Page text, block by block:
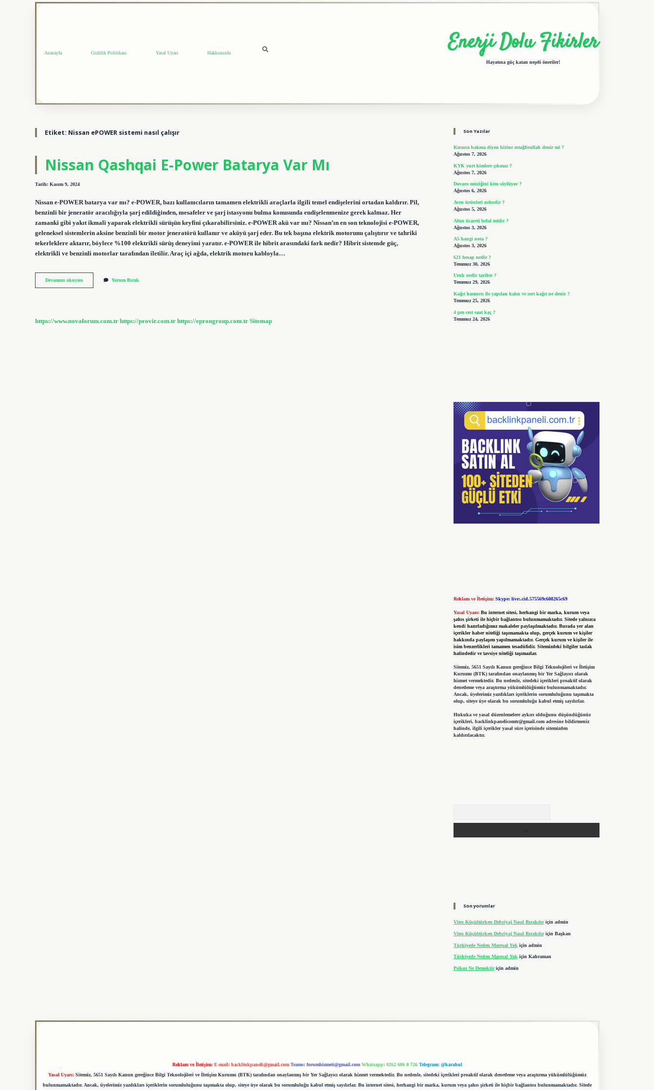
Anasayfa Gizlilik Politikası Yasal Uyarı Hakkımızda Enerji Dolu Fikirler
Hayatına güç katan neşeli öneriler!
Etiket: Nissan ePOWER sistemi nasıl çalışır
Nissan Qashqai E-Power Batarya Var Mı
Tarih: Kasım 9, 2024
Nissan e-POWER batarya var mı? e-POWER, bazı kullanıcıların tamamen elektrikli araçlarla ilgili temel endişelerini ortadan kaldırır. Pil,
benzinli bir jeneratör aracılığıyla şarj edildiğinden, mesafeler ve şarj istasyonu bulma konusunda endişelenmenize gerek kalmaz. Her
zamanki gibi yakıt ikmali yaparak elektrikli sürüşün keyfini çıkarabilirsiniz. e-POWER akü var mı? Nissan’ın en son teknolojisi e-POWER,
geleneksel sistemlerin aksine benzinli bir motor jeneratörü kullanır ve aküyü şarj eder. Bu tek başına elektrik motorunu çalıştırır ve tahriki
tekerleklere aktarır, böylece %100 elektrikli sürüş deneyimi yaratır. e-POWER ile hibrit arasındaki fark nedir? Hibrit sistemde güç,
elektrikli ve benzinli motorlar tarafından iletilir. Araç içi ağda, elektrik motoru kabloyla…
Devamını okuyun
Qashqai
Mı
Yorum Bırak
https://www.novaforum.com.tr https://provir.com.tr https://eprongroup.com.tr Sitemap
Son Yazılar
Kusura bakma diyen birine estağfirullah denir mi ?
Ağustos 7, 2026
KYK yurt kimlere çıkmaz ?
Ağustos 7, 2026
Davaro müziğini kim söylüyor ?
Ağustos 6, 2026
Aven ürünleri nelerdir ?
Ağustos 5, 2026
Altın ticareti helal midir ?
Ağustos 3, 2026
A5 hangi nota ?
Ağustos 3, 2026
621 hesap nedir ?
Temmuz 30, 2026
Uruk nedir tarihte ?
Temmuz 29, 2026
Kağıt hamuru ile yapılan kalın ve sert kağıt ne denir ?
Temmuz 25, 2026
4 pm cest saat kaç ?
Temmuz 24, 2026
Reklam ve İletişim: Skype: live:.cid.575569c608265c69
Yasal Uyarı: Bu internet sitesi, herhangi bir marka, kurum veya
şahıs şirketi ile hiçbir bağlantısı bulunmamaktadır. Sitede yalnızca
kendi hazırladığımız makaleler paylaşılmaktadır. Burada yer alan
içerikler haber niteliği taşımamakta olup, gerçek kurum ve kişiler
hakkında paylaşım yapılmamaktadır. Gerçek kurum ve kişiler ile
isim benzerlikleri tamamen tesadüfidir. Sitemizdeki bilgiler taslak
halindedir ve tavsiye niteliği taşımazlar.
Sitemiz, 5651 Sayılı Kanun gereğince Bilgi Teknolojileri ve İletişim
Kurumu (BTK) tarafından onaylanmış bir Yer Sağlayıcı olarak
hizmet vermektedir. Bu nedenle, sitedeki içerikleri proaktif olarak
denetleme veya araştırma yükümlülüğümüz bulunmamaktadır.
Ancak, üyelerimiz yazdıkları içeriklerin sorumluluğunu taşımakta
olup, siteye üye olarak bu sorumluluğu kabul etmiş sayılırlar.
Hukuka ve yasal düzenlemelere aykırı olduğunu düşündüğünüz
içerikleri, backlinkpanelicomtr@gmail.comadresine bildirmeniz
halinde, ilgili içerikler yasal süre içerisinde sitemizden
kaldırılacaktır.
Son yorumlar
Vites Küçültürken Debriyaj Nasıl Bırakılıriçin admin
Vites Küçültürken Debriyaj Nasıl Bırakılıriçin Başkan
Türkiyede Neden Mareşal Yok için admin
Türkiyede Neden Mareşal Yok için Kahraman
Psikoz Ne Demektiriçin admin
Reklam ve İletişim: E-mail: backlinkpaneli@gmail.com Teams: forumhizmeti@gmail.com Whatsapp: 0262 606 0 726 Telegram: @karabul
Yasal Uyarı: Sitemiz, 5651 Sayılı Kanun gereğince Bilgi Teknolojileri ve İletişim Kurumu (BTK) tarafından onaylanmış bir Yer Sağlayıcı olarak hizmet vermektedir. Bu nedenle, sitedeki içerikleri proaktif olarak denetleme veya araştırma yükümlülüğümüz
bulunmamaktadır. Ancak, üyelerimiz yazdıkları içeriklerin sorumluluğunu taşımakta olup, siteye üye olarak bu sorumluluğu kabul etmiş sayılırlar. Bu internet sitesi, herhangi bir marka, kurum veya şahıs şirketi ile hiçbir bağlantısı bulunmamaktadır. Sitede